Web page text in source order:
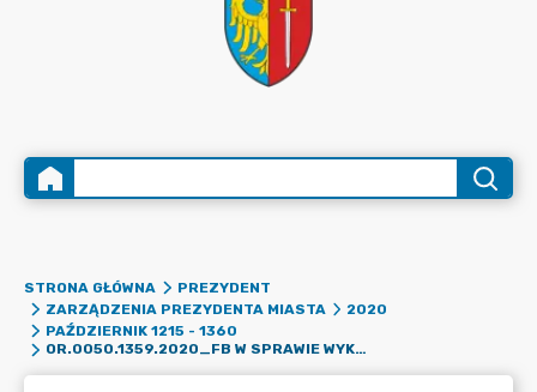
STRONA GŁÓWNA
PREZYDENT
ZARZĄDZENIA PREZYDENTA MIASTA
2020
PAŹDZIERNIK 1215 - 1360
OR.0050.1359.2020_FB W SPRAWIE WYKONANIA UCHWAŁY RADY MIASTA NR 326/XXIII/2020 W SPRAWIE ZMIAN W BUDŻECIE MIASTA ŻORY NA 2020 ROK.